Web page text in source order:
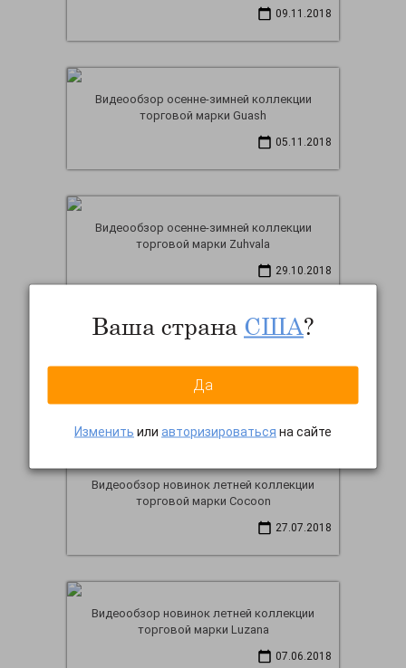
09.11.2018
Видеообзор осенне-зимней коллекции
торговой марки Guash
05.11.2018
Видеообзор осенне-зимней коллекции
торговой марки Zuhvala
29.10.2018
Видеообзор новинок летней коллекции
торговой марки Cocoon
27.07.2018
Видеообзор новинок летней коллекции
торговой марки Luzana
07.06.2018
Ваша страна США?
Да
Изменить или авторизироваться на сайте